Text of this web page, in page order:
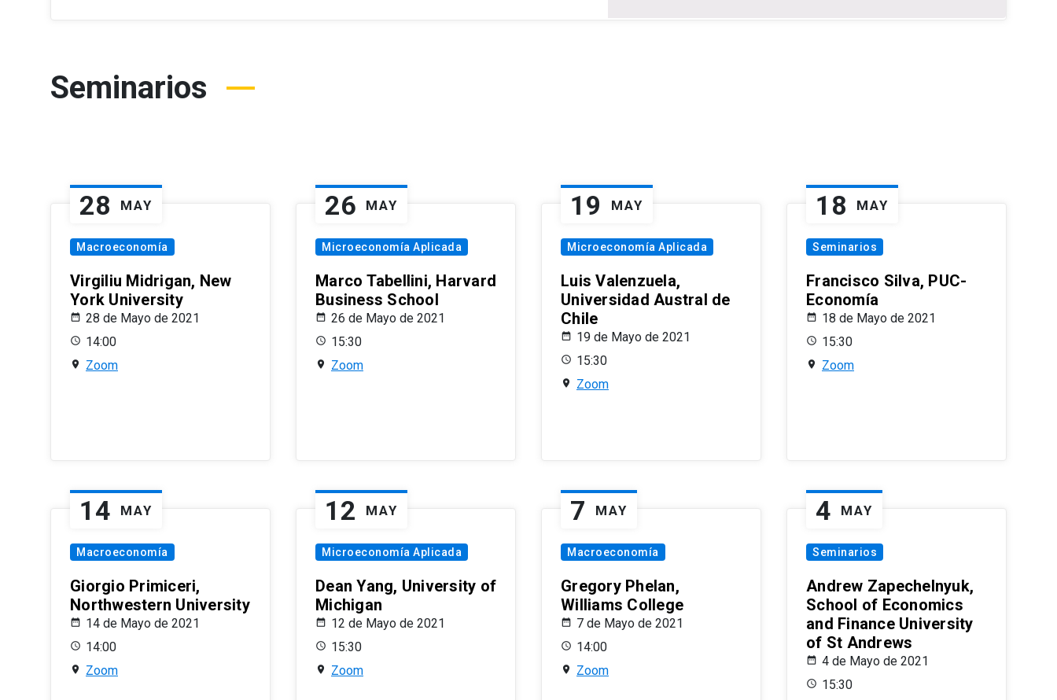
Seminarios
28 MAY
Macroeconomía
Virgiliu Midrigan, New
York University
28 de Mayo de 2021
14:00
Zoom
26 MAY
Microeconomía Aplicada
Marco Tabellini, Harvard
Business School
26 de Mayo de 2021
15:30
Zoom
19 MAY
Microeconomía Aplicada
Luis Valenzuela,
Universidad Austral de
Chile
19 de Mayo de 2021
15:30
Zoom
18 MAY
Seminarios
Francisco Silva, PUC-
Economía
18 de Mayo de 2021
15:30
Zoom
14 MAY
Macroeconomía
Giorgio Primiceri,
Northwestern University
14 de Mayo de 2021
14:00
Zoom
12 MAY
Microeconomía Aplicada
Dean Yang, University of
Michigan
12 de Mayo de 2021
15:30
Zoom
7 MAY
Macroeconomía
Gregory Phelan,
Williams College
7 de Mayo de 2021
14:00
Zoom
4 MAY
Seminarios
Andrew Zapechelnyuk,
School of Economics
and Finance University
of St Andrews
4 de Mayo de 2021
15:30